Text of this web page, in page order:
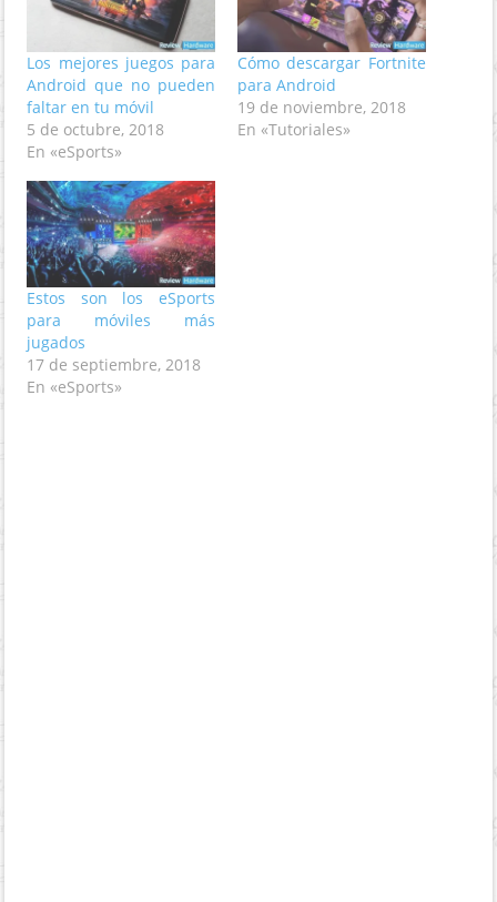
Los mejores juegos para
Android que no pueden
faltar en tu móvil
5 de octubre, 2018
En «eSports»
Cómo descargar Fortnite
para Android
19 de noviembre, 2018
En «Tutoriales»
Estos son los eSports
para móviles más
jugados
17 de septiembre, 2018
En «eSports»